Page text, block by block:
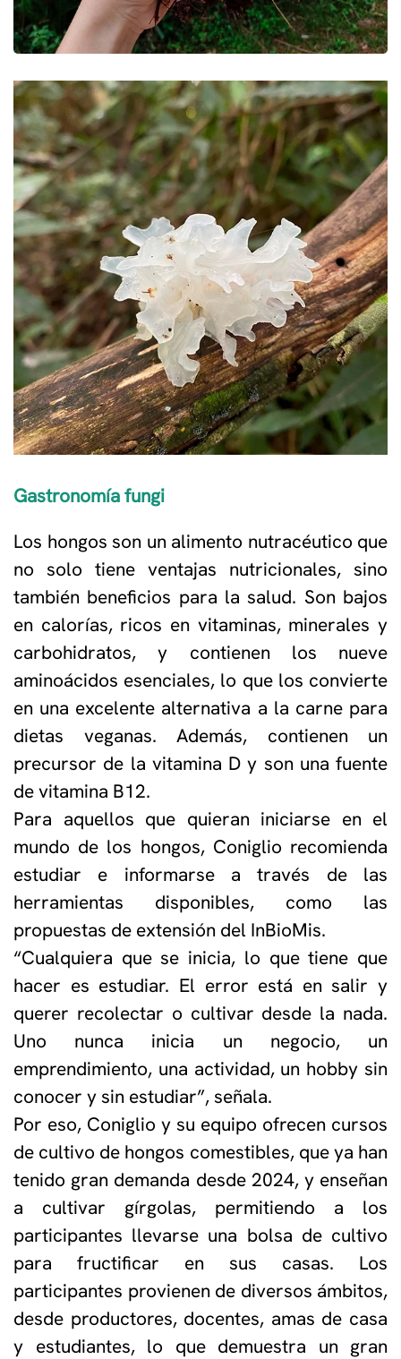
Gastronomía fungi
Los hongos son un alimento nutracéutico que
no solo tiene ventajas nutricionales, sino
también beneficios para la salud. Son bajos
en calorías, ricos en vitaminas, minerales y
carbohidratos, y contienen los nueve
aminoácidos esenciales, lo que los convierte
en una excelente alternativa a la carne para
dietas veganas. Además, contienen un
precursor de la vitamina D y son una fuente
de vitamina B12.
Para aquellos que quieran iniciarse en el
mundo de los hongos, Coniglio recomienda
estudiar e informarse a través de las
herramientas disponibles, como las
propuestas de extensión del InBioMis.
“Cualquiera que se inicia, lo que tiene que
hacer es estudiar. El error está en salir y
querer recolectar o cultivar desde la nada.
Uno nunca inicia un negocio, un
emprendimiento, una actividad, un hobby sin
conocer y sin estudiar”, señala.
Por eso, Coniglio y su equipo ofrecen cursos
de cultivo de hongos comestibles, que ya han
tenido gran demanda desde 2024, y enseñan
a cultivar gírgolas, permitiendo a los
participantes llevarse una bolsa de cultivo
para fructificar en sus casas. Los
participantes provienen de diversos ámbitos,
desde productores, docentes, amas de casa
y estudiantes, lo que demuestra un gran